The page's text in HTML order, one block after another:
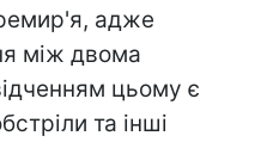
адже
між двома
цьому є
та інші